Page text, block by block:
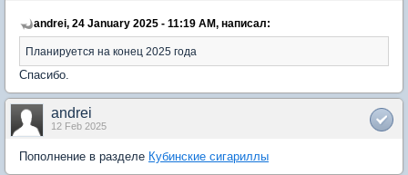
andrei, 24 January 2025 - 11:19 AM, написал:
Планируется на конец 2025 года
Спасибо.
andrei
12 Feb 2025
Пополнение в разделе Кубинские сигариллы